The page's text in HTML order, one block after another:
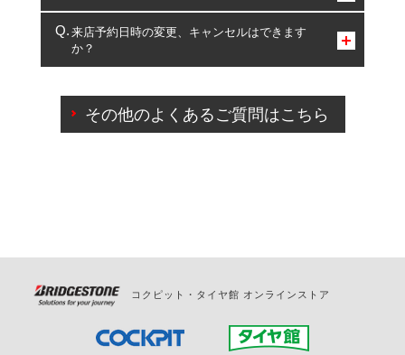
複数サービスのご予約は可能です。
一部の商品・サービスの組み合わせに限り、同時にご予約が
出来ないものもございます。
来店予約日時の変更、キャンセルはできます
か？
ご来店予約日の3営業日前を過ぎている場合のご予約
の日時変更につきましては、直接ご予約の店舗まで
その他のよくあるご質問はこちら
コクピット・タイヤ館 オンラインストア